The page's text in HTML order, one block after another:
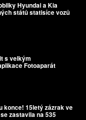
Hyundai a Kia
států statisíce vozů
s velkým
Fotoaparát
konce! 15letý zázrak ve
zastavila na 535